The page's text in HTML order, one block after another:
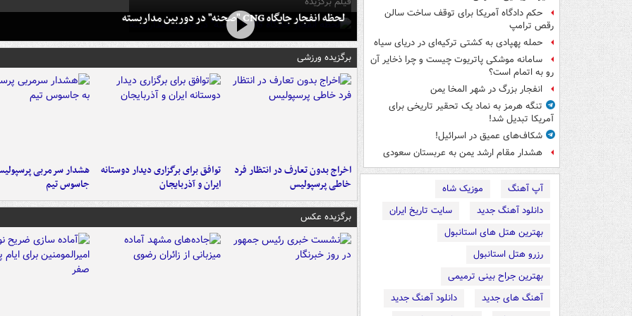
حکم دادگاه آمریکا برای توقف ساخت سالن
رقص ترامپ
حمله پهپادی به کشتی ترکیه‌ای در دریای سیاه
سامانه موشکی پاتریوت چیست و چرا ذخایر آن
رو به اتمام است؟
انفجار بزرگ در شهر المخا یمن
تنگه هرمز به نماد یک تحقیر تاریخی برای
آمریکا تبدیل شد!
شکاف‌های عمیق در اسرائیل!
هشدار مقام ارشد یمن به عربستان سعودی
آپ آهنگ
موزیک شاه
دانلود آهنگ جدید
سایت تاریخ ایران
بهترین هتل های استانبول
رزرو هتل استانبول
بهترین جراح بینی ترمیمی
آهنگ های جدید
دانلود آهنگ جدید
لحظه انفجار جایگاه CNG "صحنه" در دوربین مداربسته
برگزیده ورزشی
اخراج بدون تعارف در انتظار فرد
خاطی پرسپولیس
توافق برای برگزاری دیدار دوستانه
ایران و آذربایجان
هشدار سرمربی
جاسوس تیم
برگزیده عکس